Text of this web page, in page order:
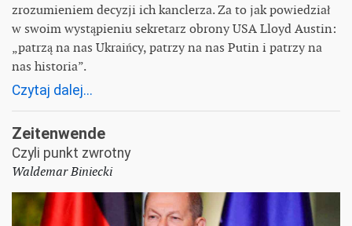
zrozumieniem decyzji ich kanclerza. Za to jak powiedział
w swoim wystąpieniu sekretarz obrony USA Lloyd Austin:
„patrzą na nas Ukraińcy, patrzy na nas Putin i patrzy na
nas historia”.
Czytaj dalej...
Zeitenwende
Czyli punkt zwrotny
Waldemar Biniecki